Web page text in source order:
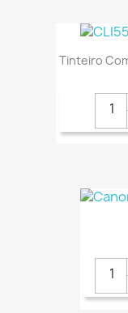
Tinteiro